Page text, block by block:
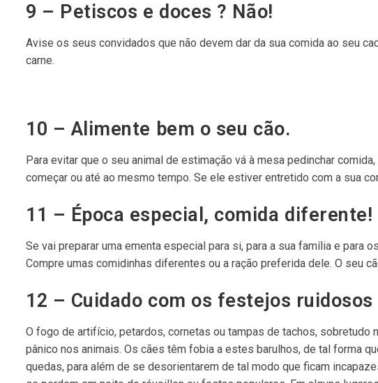
9 – Petiscos e doces ? Não!
Avise os seus convidados que não devem dar da sua comida ao seu
carne.
10 – Alimente bem o seu cão.
Para evitar que o seu animal de estimação vá à mesa pedinchar
começar ou até ao mesmo tempo. Se ele estiver entretido com a sua
11 – Época especial, comida diferente!
Se vai preparar uma ementa especial para si, para a sua família e para
Compre umas comidinhas diferentes ou a ração preferida dele. O seu
12 – Cuidado com os festejos
O fogo de artifício, petardos, cornetas ou tampas de tachos, sobretudo
pânico nos animais. Os cães têm fobia a estes barulhos, de tal forma
quedas, para além de se desorientarem de tal modo que ficam